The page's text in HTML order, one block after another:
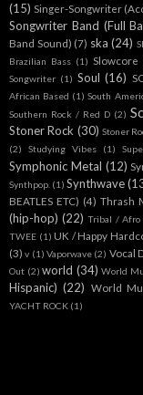
(15) Singer-Songwriter
Songwriter Band (Full
Band Sound) (7) ska (24)
Brazilian Bass (1) Slowcore
Songwriter (1) Soul (16)
African Based (1) South
Southern Rock / Red D (2)
Stoner Rock (30) Stoner
(2)
Studying Vibes (1)
Symphonic Metal (12)
Synthpop. (1) Synthwave
BEATLES ETC) (4) Thrash
(hip-hop) (22) Tribal / Afro
TWEE (1) UK / Happy
(3) v (1) Vaporwave (2) Vocal
Out (2) world (34) World
Hispanic) (22) World
YACHT ROCK (1)